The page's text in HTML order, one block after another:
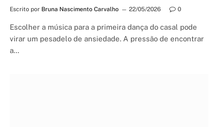
Escrito por Bruna Nascimento Carvalho 22/05/2026 0
Escolher a música para a primeira dança do casal pode
virar um pesadelo de ansiedade. A pressão de encontrar
a…